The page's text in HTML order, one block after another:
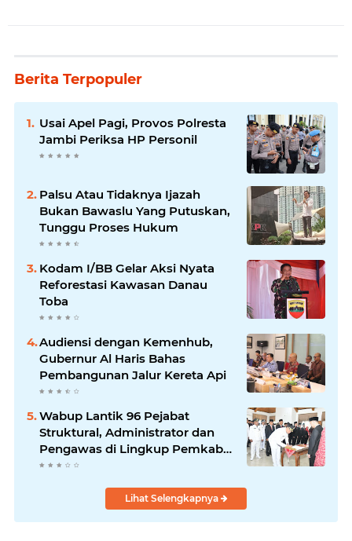
Berita Terpopuler
Usai Apel Pagi, Provos Polresta
Jambi Periksa HP Personil
Palsu Atau Tidaknya Ijazah
Bukan Bawaslu Yang Putuskan,
Tunggu Proses Hukum
Kodam I/BB Gelar Aksi Nyata
Reforestasi Kawasan Danau
Toba
Audiensi dengan Kemenhub,
Gubernur Al Haris Bahas
Pembangunan Jalur Kereta Api
Wabup Lantik 96 Pejabat
Struktural, Administrator dan
Pengawas di Lingkup Pemkab
Tanjabtim
Lihat Selengkapnya